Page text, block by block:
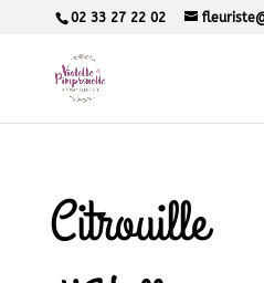
02 33 27 22 02
Citrouille